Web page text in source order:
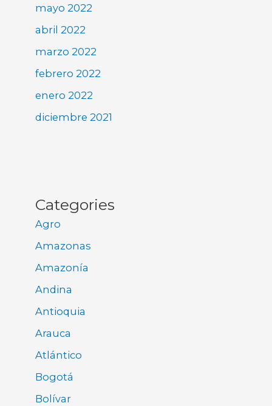
mayo 2022
abril 2022
marzo 2022
febrero 2022
enero 2022
diciembre 2021
Categories
Agro
Amazonas
Amazonía
Andina
Antioquia
Arauca
Atlántico
Bogotá
Bolívar